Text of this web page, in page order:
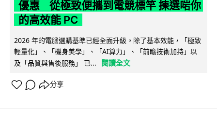
優惠 從極致便攜到電競標竿 揀選啱你
的高效能 PC
2026 年的電腦選購基準已經全面升級。除了基本效能，「極致
輕量化」、「機身美學」、「AI算力」、「前瞻技術加持」以
及「品質與售後服務」 已...
閱讀全文
分享